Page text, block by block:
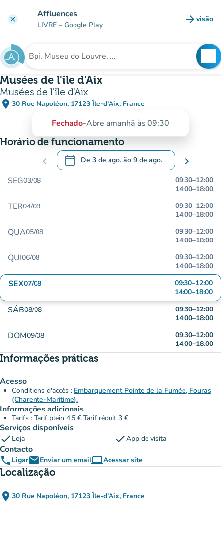
clear Affluences
LIVRE – Google Play arrow_forward visão
(novo
Procura uma instituição
Musées de l'île d'Aix
Musées de l'île d'Aix
place 30 Rue Napoléon, 17123 Île-d'Aix, France
(abrir no Google Maps)
(novo separador)
Fechado-Abre amanhã às 09:30
Horário de funcionamento
chevron_left calendar_today De 3 de ago. ão 9 de ago.
.Abra o calendário para alterar as datas
chevron_right
SEG03/08 09:30–12:00
14:00–18:00
TER04/08 09:30–12:00
14:00–18:00
QUA05/08 09:30–12:00
14:00–18:00
QUI06/08 09:30–12:00
14:00–18:00
SEX07/08 09:30–12:00
14:00–18:00
SÁB08/08 09:30–12:00
14:00–18:00
DOM09/08 09:30–12:00
14:00–18:00
Informações práticas
Acesso
Conditions d'accès : Embarquement Pointe de la Fumée, Fouras
(Charente-Maritime).
Informações adicionais
Tarifs : Tarif plein 4,5 € Tarif réduit 3 €
Serviços disponíveis
check Loja checkApp de visita
Contacto
phone LigaremailEnviar um emailcomputerAcessar site
(novo separador)
Localização
place 30 Rue Napoléon, 17123 Île-d'Aix, France
(abrir no Google Maps)
(novo separador)